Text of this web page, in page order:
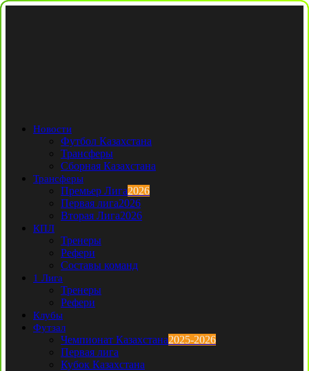
Новости
Футбол Казахстана
Трансферы
Сборная Казахстана
Трансферы
Премьер Лига2026
Первая лига2026
Вторая Лига2026
КПЛ
Тренеры
Рефери
Составы команд
1 Лига
Тренеры
Рефери
Клубы
Футзал
Чемпионат Казахстана2025-2026
Первая лига
Кубок Казахстана